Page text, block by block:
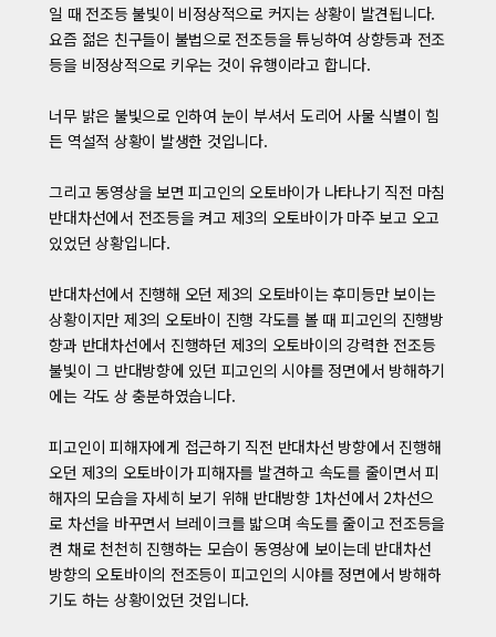
일 때 전조등 불빛이 비정상적으로 커지는 상황이 발견됩니다.
요즘 젊은 친구들이 불법으로 전조등을 튜닝하여 상향등과 전조
등을 비정상적으로 키우는 것이 유행이라고 합니다.
너무 밝은 불빛으로 인하여 눈이 부셔서 도리어 사물 식별이 힘
든 역설적 상황이 발생한 것입니다.
그리고 동영상을 보면 피고인의 오토바이가 나타나기 직전 마침
반대차선에서 전조등을 켜고 제3의 오토바이가 마주 보고 오고
있었던 상황입니다.
반대차선에서 진행해 오던 제3의 오토바이는 후미등만 보이는
상황이지만 제3의 오토바이 진행 각도를 볼 때 피고인의 진행방
향과 반대차선에서 진행하던 제3의 오토바이의 강력한 전조등
불빛이 그 반대방향에 있던 피고인의 시야를 정면에서 방해하기
에는 각도 상 충분하였습니다.
피고인이 피해자에게 접근하기 직전 반대차선 방향에서 진행해
오던 제3의 오토바이가 피해자를 발견하고 속도를 줄이면서 피
해자의 모습을 자세히 보기 위해 반대방향 1차선에서 2차선으
로 차선을 바꾸면서 브레이크를 밟으며 속도를 줄이고 전조등을
켠 채로 천천히 진행하는 모습이 동영상에 보이는데 반대차선
방향의 오토바이의 전조등이 피고인의 시야를 정면에서 방해하
기도 하는 상황이었던 것입니다.